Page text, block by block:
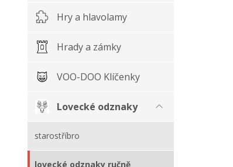
Hry a hlavolamy
Hrady a zámky
VOO-DOO Klíčenky
Lovecké odznaky
starostříbro
lovecké odznaky ručně